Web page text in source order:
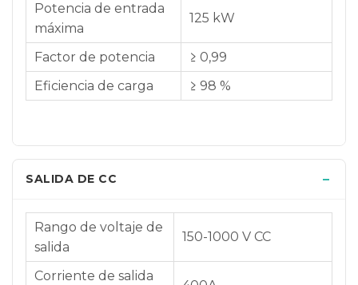
Potencia de entrada
máxima
125 kW
Factor de potencia
≥ 0,99
Eficiencia de carga
≥ 98 %
SALIDA DE CC
Rango de voltaje de
salida
150-1000 V CC
Corriente de salida